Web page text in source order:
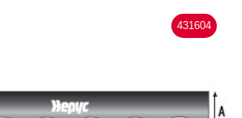
431604